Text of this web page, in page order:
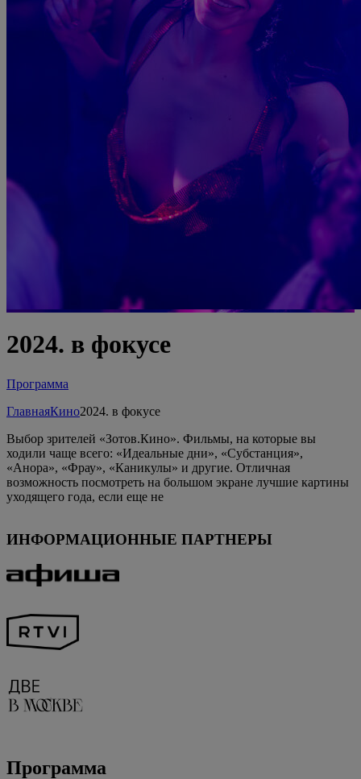
2024. в фокусе
Программа
ГлавнаяКино2024. в фокусе
Выбор зрителей «Зотов.Кино». Фильмы, на которые вы
ходили чаще всего: «Идеальные дни», «Субстанция»,
«Анора», «Фрау», «Каникулы» и другие. Отличная
возможность посмотреть на большом экране лучшие картины
уходящего года, если еще не
ИНФОРМАЦИОННЫЕ ПАРТНЕРЫ
Программа